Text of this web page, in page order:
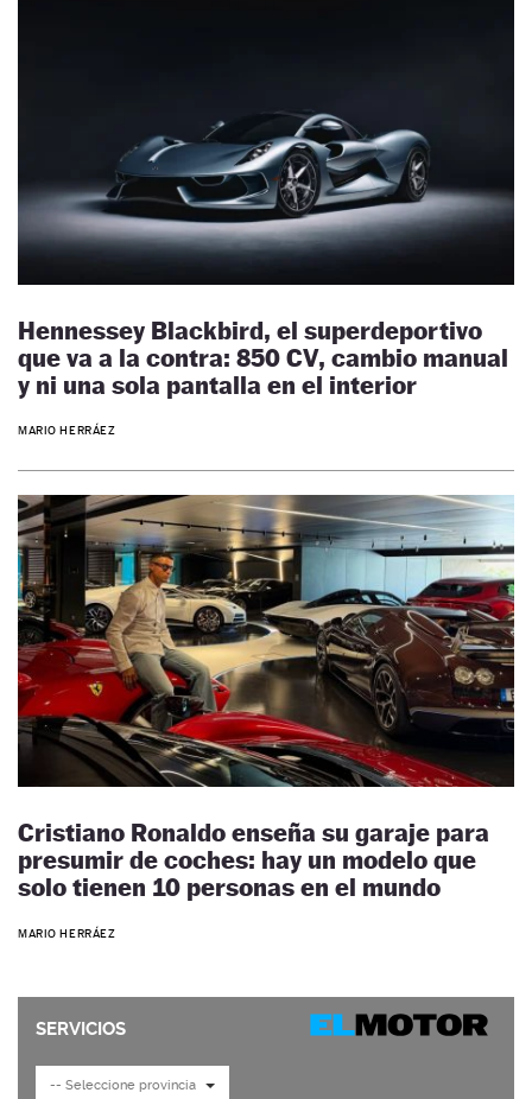
Hennessey Blackbird, el superdeportivo
que va a la contra: 850 CV, cambio manual
y ni una sola pantalla en el interior
MARIO HERRÁEZ
Cristiano Ronaldo enseña su garaje para
presumir de coches: hay un modelo que
solo tienen 10 personas en el mundo
MARIO HERRÁEZ